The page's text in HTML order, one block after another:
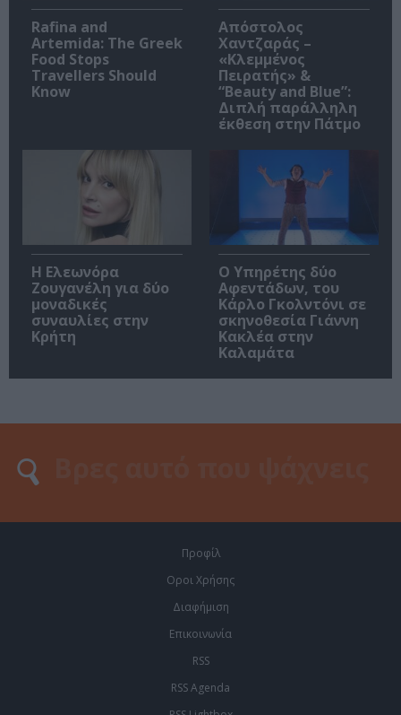
Rafina and
Artemida: The Greek
Food Stops
Travellers Should
Know
Απόστολος
Χαντζαράς –
«Κλεμμένος
Πειρατής» &
“Beauty and Blue”:
Διπλή παράλληλη
έκθεση στην Πάτμο
Η Ελεωνόρα
Ζουγανέλη για δύο
μοναδικές
συναυλίες στην
Κρήτη
Ο Υπηρέτης δύο
Αφεντάδων, του
Κάρλο Γκολντόνι σε
σκηνοθεσία Γιάννη
Κακλέα στην
Καλαμάτα
Προφίλ
Οροι Χρήσης
Διαφήμιση
Επικοινωνία
RSS
RSS Agenda